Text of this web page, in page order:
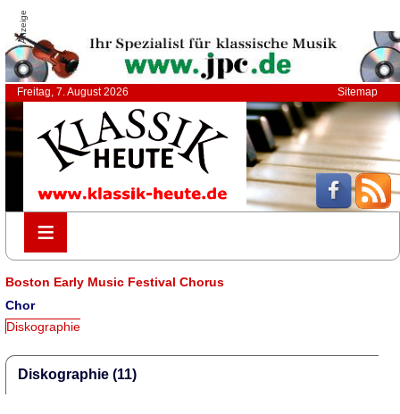
Anzeige
Freitag, 7. August 2026 Sitemap
≡
≡
Boston Early Music Festival Chorus
Chor
Diskographie
Diskographie (11)